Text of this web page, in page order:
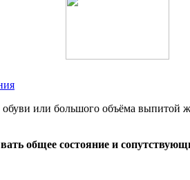
обуви или большого объёма
общее состояние и